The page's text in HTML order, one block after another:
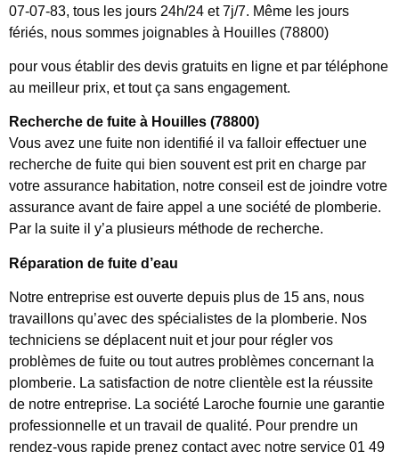
07-07-83, tous les jours 24h/24 et 7j/7. Même les jours
fériés, nous sommes joignables à Houilles (78800)
pour vous établir des devis gratuits en ligne et par téléphone
au meilleur prix, et tout ça sans engagement.
Recherche de fuite à Houilles (78800)
Vous avez une fuite non identifié il va falloir effectuer une
recherche de fuite qui bien souvent est prit en charge par
votre assurance habitation, notre conseil est de joindre votre
assurance avant de faire appel a une société de plomberie.
Par la suite il y’a plusieurs méthode de recherche.
Réparation de fuite d’eau
Notre entreprise est ouverte depuis plus de 15 ans, nous
travaillons qu’avec des spécialistes de la plomberie. Nos
techniciens se déplacent nuit et jour pour régler vos
problèmes de fuite ou tout autres problèmes concernant la
plomberie. La satisfaction de notre clientèle est la réussite
de notre entreprise. La société Laroche fournie une garantie
professionnelle et un travail de qualité. Pour prendre un
rendez-vous rapide prenez contact avec notre service 01 49